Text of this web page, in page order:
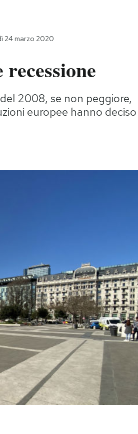
24 marzo 2020
2008, se non peggiore,
europee hanno deciso